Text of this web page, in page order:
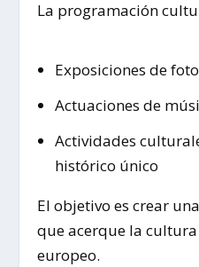
La programación
Exposiciones de
Actuaciones de
Actividades
histórico único
El objetivo es crear
que acerque la
europeo.